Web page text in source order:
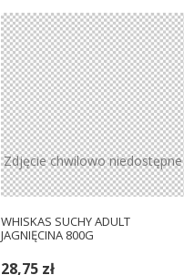
Zdjęcie chwilowo niedostępne
WHISKAS SUCHY ADULT
JAGNIĘCINA 800G
28,75 zł